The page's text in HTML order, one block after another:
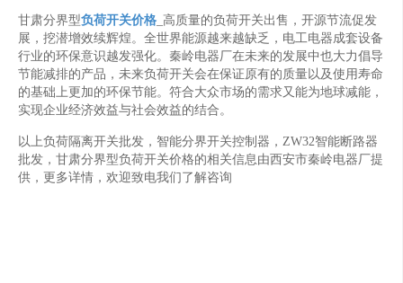
甘肃分界型负荷开关价格_高质量的负荷开关出售，开源节流促发
展，挖潜增效续辉煌。全世界能源越来越缺乏，电工电器成套设备
行业的环保意识越发强化。秦岭电器厂在未来的发展中也大力倡导
节能减排的产品，未来负荷开关会在保证原有的质量以及使用寿命
的基础上更加的环保节能。符合大众市场的需求又能为地球减能，
实现企业经济效益与社会效益的结合。
以上负荷隔离开关批发，智能分界开关控制器，ZW32智能断路器
批发，甘肃分界型负荷开关价格的相关信息由西安市秦岭电器厂提
供，更多详情，欢迎致电我们了解咨询